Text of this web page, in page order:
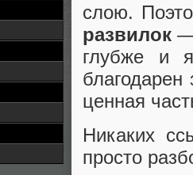
слою.
развилок —
глубже и
ценная
Никаких
просто